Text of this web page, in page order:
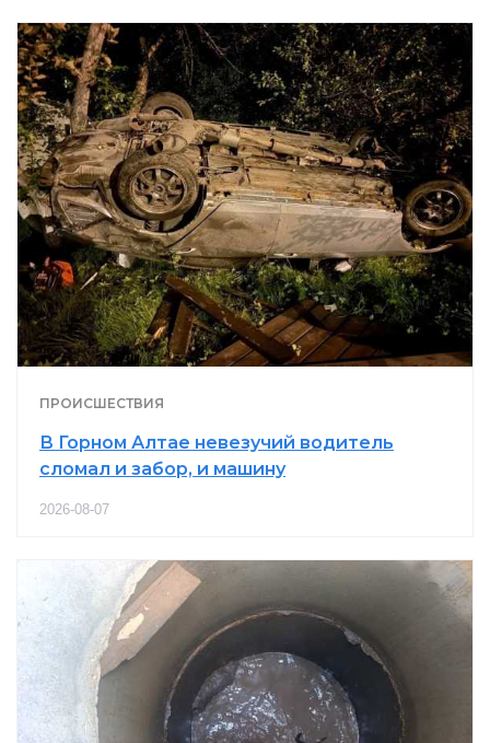
ПРОИСШЕСТВИЯ
В Горном Алтае невезучий водитель
сломал и забор, и машину
2026-08-07